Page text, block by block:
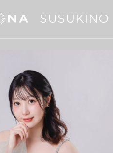
SUSUKINO